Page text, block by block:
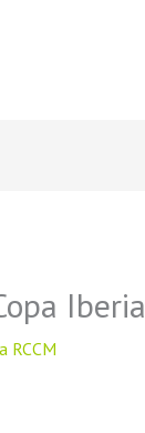
Iberia
RCCM